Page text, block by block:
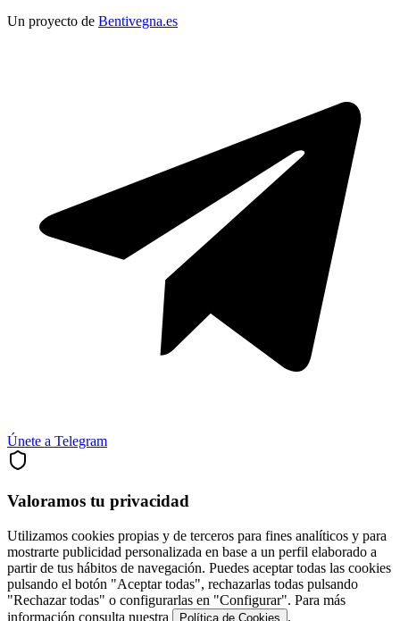
Un proyecto de Bentivegna.es
Únete a Telegram
Valoramos tu privacidad
Utilizamos cookies propias y de terceros para fines analíticos y para
mostrarte publicidad personalizada en base a un perfil elaborado a
partir de tus hábitos de navegación. Puedes aceptar todas las cookies
pulsando el botón "Aceptar todas", rechazarlas todas pulsando
"Rechazar todas" o configurarlas en "Configurar". Para más
información consulta nuestra
Política de Cookies .